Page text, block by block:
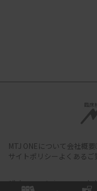
臨床
MTJ ONEについて会社概要
サイトポリシー よくあるご
All documents,images and